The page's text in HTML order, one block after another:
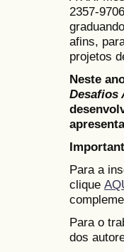
2357-
afins,
projetos
Neste
Desafios
Para a
clique
Para o
dos